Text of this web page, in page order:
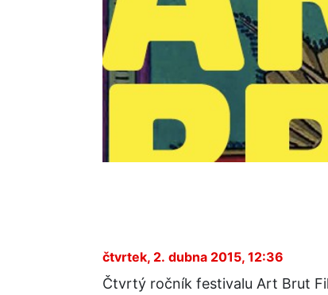
čtvrtek, 2. dubna 2015, 12:36
Čtvrtý ročník festivalu Art Brut